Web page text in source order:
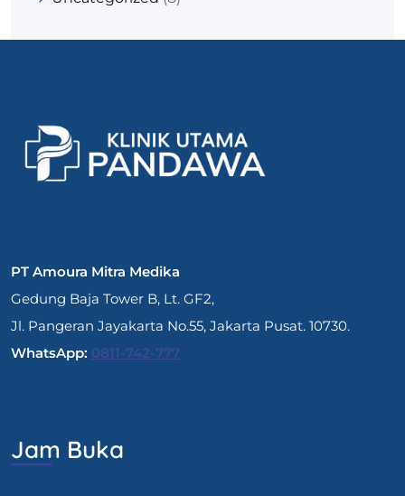
PT Amoura Mitra Medika
Gedung Baja Tower B, Lt. GF2,
Jl. Pangeran Jayakarta No.55, Jakarta Pusat. 10730.
WhatsApp: 0811-742-777
Jam Buka